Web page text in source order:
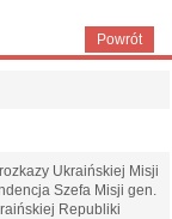
Powrót
Ukraińskiej Misji
Szefa Misji gen.
Republiki